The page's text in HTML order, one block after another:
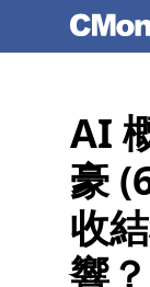
AI
豪
收
響？